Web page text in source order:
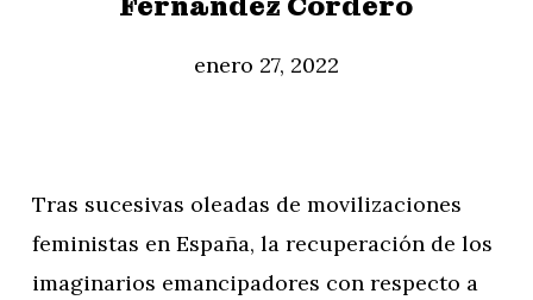
enero 27, 2022
Tras sucesivas oleadas de movilizaciones
feministas en España, la recuperación de los
imaginarios emancipadores con respecto a